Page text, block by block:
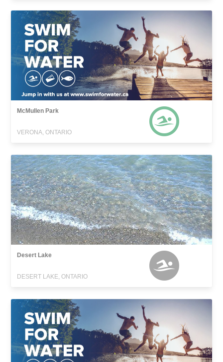
McMullen Park
VERONA, ONTARIO
Desert Lake
DESERT LAKE, ONTARIO